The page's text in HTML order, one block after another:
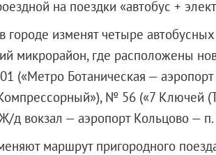
на поездки «автобус +
городе изменят четыре
микрорайон, где расположены
(«Метро Ботаническая —
№ 56 («7 Ключей
вокзал — аэропорт Кольцово — п.
маршрут пригородного